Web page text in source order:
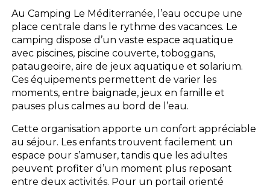
Au Camping Le Méditerranée, l’eau occupe une
place centrale dans le rythme des vacances. Le
camping dispose d’un vaste espace aquatique
avec piscines, piscine couverte, toboggans,
pataugeoire, aire de jeux aquatique et solarium.
Ces équipements permettent de varier les
moments, entre baignade, jeux en famille et
pauses plus calmes au bord de l’eau.
Cette organisation apporte un confort appréciable
au séjour. Les enfants trouvent facilement un
espace pour s’amuser, tandis que les adultes
peuvent profiter d’un moment plus reposant
entre deux activités. Pour un portail orienté